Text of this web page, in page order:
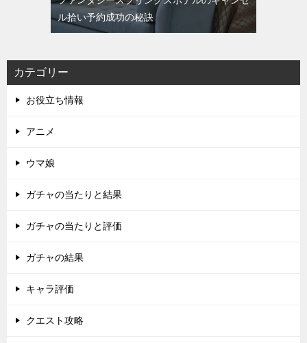
ル拾い予約成功の秘訣
カテゴリー
お役立ち情報
アニメ
ウマ娘
ガチャの当たりと結果
ガチャの当たりと評価
ガチャの結果
キャラ評価
クエスト攻略